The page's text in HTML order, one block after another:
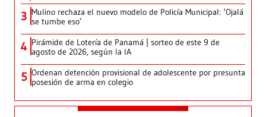
3 Mulino rechaza el nuevo modelo de Policía Municipal: ‘Ojalá
se tumbe eso’
4 Pirámide de Lotería de Panamá | sorteo de este 9 de
agosto de 2026, según la IA
5 Ordenan detención provisional de adolescente por presunta
posesión de arma en colegio